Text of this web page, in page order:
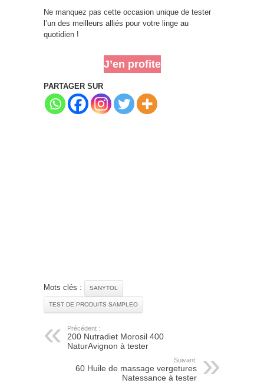
Ne manquez pas cette occasion unique de tester
l’un des meilleurs alliés pour votre linge au
quotidien !
J’en profite
PARTAGER SUR
Mots clés : SANYTOL
TEST DE PRODUITS SAMPLEO
Précédent :
200 Nutradiet Morosil 400
NaturAvignon à tester
Suivant:
60 Huile de massage vergetures
Natessance à tester